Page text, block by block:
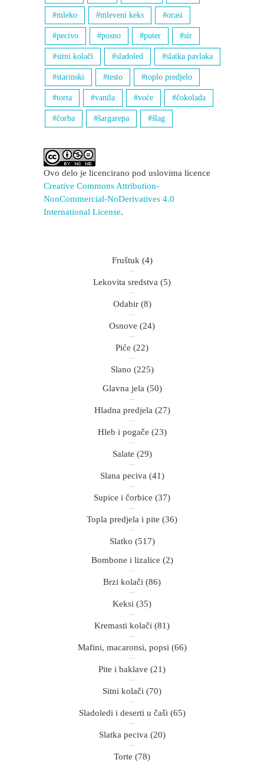
mleko mleveni keks orasi
pecivo posno puter sir
sitni kolači sladoled slatka pavlaka
starinski testo toplo predjelo
torta vanila voće čokolada
čorba šargarepa šlag
Ovo delo je licencirano pod uslovima licence
Creative Commons Attribution-
NonCommercial-NoDerivatives 4.0
International License.
Fruštuk(4)
Lekovita sredstva (5)
Odabir(8)
Osnove (24)
Piće (22)
Slano (225)
Glavna jela(50)
Hladna predjela(27)
Hleb i pogače (23)
Salate (29)
Slana peciva(41)
Supice i čorbice (37)
Topla predjela i pite (36)
Slatko (517)
Bombone i lizalice (2)
Brzi kolači (86)
Keksi (35)
Kremasti kolači (81)
Mafini, macaronsi, popsi(66)
Pite i baklave (21)
Sitni kolači (70)
Sladoledi i deserti u čaši(65)
Slatka peciva(20)
Torte (78)